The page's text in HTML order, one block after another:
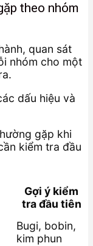
theo nhóm
quan sát
nhóm cho một
dấu hiệu và
gặp khi
kiểm tra đầu
Gợi ý kiểm
tra đầu tiên
Bugi, bobin,
kim phun